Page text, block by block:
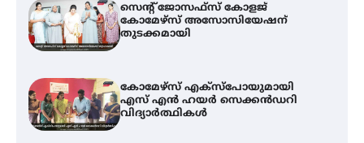
സെന്റ് ജോസഫ്സ് കോളജ്
കോമേഴ്‌സ് അസോസിയേഷന്
തുടക്കമായി
കോമേഴ്സ് എക്സ്പോയുമായി
എസ് എൻ ഹയർ സെക്കൻഡറി
വിദ്യാർത്ഥികൾ